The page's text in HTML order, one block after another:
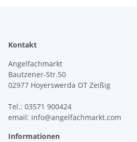
Kontakt
Angelfachmarkt
Bautzener-Str.50
02977 Hoyerswerda OT Zeißig
Tel.: 03571 900424
email: info@angelfachmarkt.com
Informationen